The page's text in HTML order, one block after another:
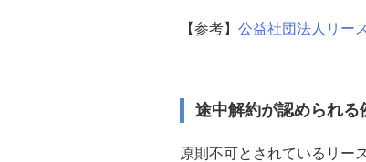
【参考】 公益社団法人リー
途中解約が認められる
原則不可とされているリー